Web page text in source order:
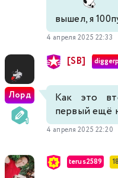
вышел, я
4 апреля 2025 22:33
Лорд
[SB]
Как это
первый ещё
4 апреля 2025 22:20
terus2589 18